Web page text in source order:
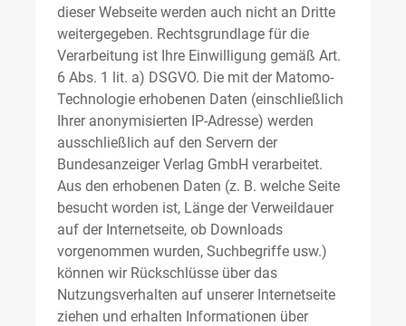
dieser Webseite werden auch nicht an Dritte
weitergegeben. Rechtsgrundlage für die
Verarbeitung ist Ihre Einwilligung gemäß Art.
6 Abs. 1 lit. a) DSGVO. Die mit der Matomo-
Technologie erhobenen Daten (einschließlich
Ihrer anonymisierten IP-Adresse) werden
ausschließlich auf den Servern der
Bundesanzeiger Verlag GmbH verarbeitet.
Aus den erhobenen Daten (z. B. welche Seite
besucht worden ist, Länge der Verweildauer
auf der Internetseite, ob Downloads
vorgenommen wurden, Suchbegriffe usw.)
können wir Rückschlüsse über das
Nutzungsverhalten auf unserer Internetseite
ziehen und erhalten Informationen über